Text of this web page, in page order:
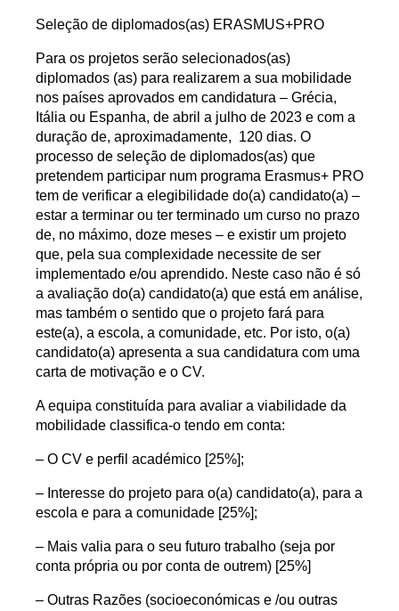
Seleção de diplomados(as) ERASMUS+PRO
Para os projetos serão selecionados(as)
diplomados (as) para realizarem a sua mobilidade
nos países aprovados em candidatura – Grécia,
Itália ou Espanha, de abril a julho de 2023 e com a
duração de, aproximadamente, 120 dias. O
processo de seleção de diplomados(as) que
pretendem participar num programa Erasmus+ PRO
tem de verificar a elegibilidade do(a) candidato(a) –
estar a terminar ou ter terminado um curso no prazo
de, no máximo, doze meses – e existir um projeto
que, pela sua complexidade necessite de ser
implementado e/ou aprendido. Neste caso não é só
a avaliação do(a) candidato(a) que está em análise,
mas também o sentido que o projeto fará para
este(a), a escola, a comunidade, etc. Por isto, o(a)
candidato(a) apresenta a sua candidatura com uma
carta de motivação e o CV.
A equipa constituída para avaliar a viabilidade da
mobilidade classifica-o tendo em conta:
– O CV e perfil académico [25%];
– Interesse do projeto para o(a) candidato(a), para a
escola e para a comunidade [25%];
– Mais valia para o seu futuro trabalho (seja por
conta própria ou por conta de outrem) [25%]
– Outras Razões (socioeconómicas e /ou outras